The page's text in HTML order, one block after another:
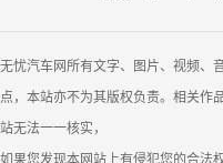
无忧汽车网所有文字、图片、视频、
点，本站亦不为其版权负责。相关作
站无法一一核实，
如果您发现本网站上有侵犯您的合法